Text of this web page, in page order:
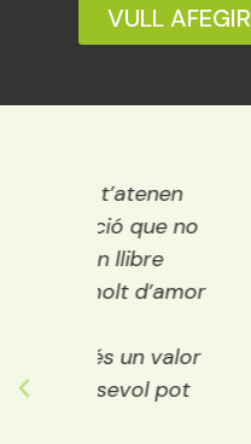
VULL
Una llibreria
vora el riu.
encisadora
llibres del
els públics:
adults. A
decideixes
et pots